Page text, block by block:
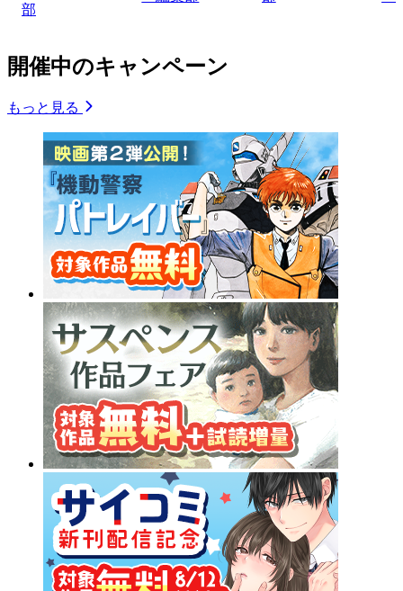
部
開催中のキャンペーン
もっと見る